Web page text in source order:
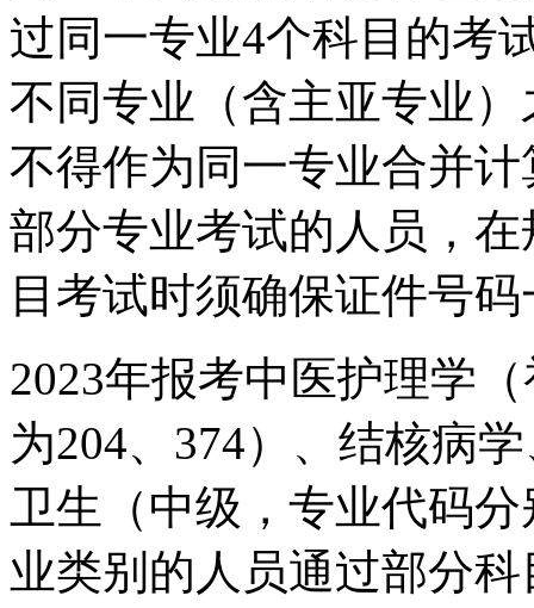
过同一专业4个科目的考
不同专业（含主亚专业
不得作为同一专业合并
部分专业考试的人员，
目考试时须确保证件号
2023年报考中医护理学
为204、374）、结核病
卫生（中级，专业代码
业类别的人员通过部分